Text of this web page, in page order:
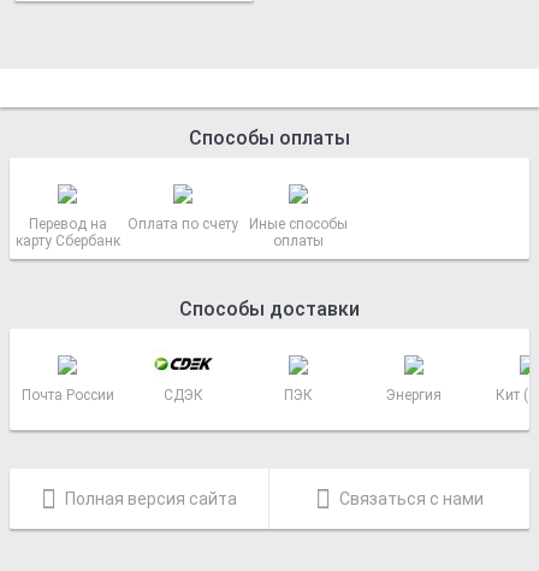
Способы оплаты
Перевод на
карту Сбербанк
Оплата по счету
Иные способы
оплаты
Способы доставки
Почта России СДЭК ПЭК Энергия Кит
Полная версия сайта Связаться с нами